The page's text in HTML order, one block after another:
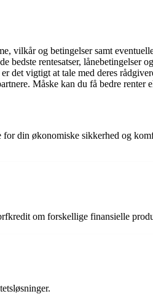
vilkår og betingelser samt
rentesatser, lånebetingelser
det vigtigt at tale med deres
Måske kan du få bedre renter
din økonomiske sikkerhed og
om forskellige finansielle